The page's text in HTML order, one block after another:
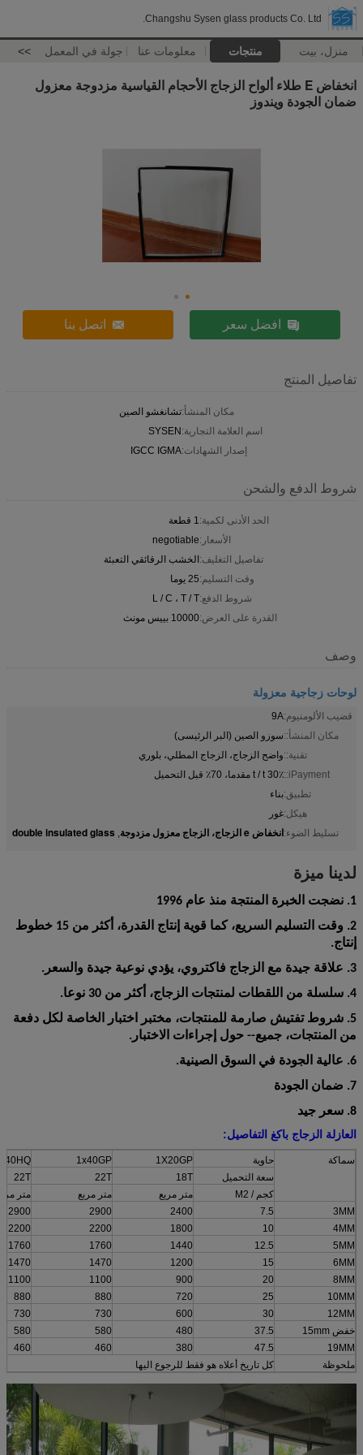
Changshu Sysen glass products Co. Ltd.
منزل، بيت منتجات معلومات عنا جولة في المعمل >>
انخفاض E طلاء ألواح الزجاج الأحجام القياسية مزدوجة معزول
ضمان الجودة ويندوز
افضل سعر اتصل بنا
تفاصيل المنتج
مكان المنشأ:تشانغشو الصين
اسم العلامة التجارية:SYSEN
إصدار الشهادات:IGCC IGMA
شروط الدفع والشحن
الحد الأدنى لكمية:1 قطعة
الأسعار:negotiable
تفاصيل التغليف:الخشب الرقائقي التعبئة
وقت التسليم:25 يوما
شروط الدفع:L / C ، T / T
القدرة على العرض:10000 بييس مونث
وصف
لوحات زجاجية معزولة
قضيب الألومنيوم:9A
مكان المنشأ::سوزو الصين (البر الرئيسى)
تقنية::واضح الزجاج، الزجاج المطلي، بلوري
iPayment:: t / t 30٪ مقدما، 70٪ قبل التحميل
تطبيق:بناء
هيكل:غور
تسليط الضوء:انخفاض e الزجاج، الزجاج معزول مزدوجة ,
double insulated glass
لدينا ميزة
1. نضجت الخبرة المنتجة منذ عام 1996
2. وقت التسليم السريع، كما قوية إنتاج القدرة، أكثر من 15 خطوط
إنتاج.
3. علاقة جيدة مع الزجاج فاكتروي، يؤدي نوعية جيدة والسعر.
4. سلسلة من اللقطات لمنتجات الزجاج، أكثر من 30 نوعا.
5. شروط تفتيش صارمة للمنتجات، مختبر اختبار الخاصة لكل دفعة
من المنتجات، جميع-- حول إجراءات الاختبار.
6. عالية الجودة في السوق الصينية.
7. ضمان الجودة
8. سعر جيد
العازلة الزجاج باكغ التفاصيل:
سماكة حاوية 1X20GP
1x40GP
سعة التحميل
18T
22T
22T
كجم / M2
متر مربع متر مربع
متر
3MM
7.5
2400
2900
2900
4MM
10
1800
2200
2200
5MM
12.5
1440
1760
1760
6MM
15
1200
1470
1470
8MM
20
900
1100
1100
10MM
25
720
880
880
12MM
30
600
730
730
خفض 15mm
37.5
480
580
580
19MM
47.5
380
460
460
ملحوظة
كل تاريخ أعلاه هو فقط للرجوع اليها